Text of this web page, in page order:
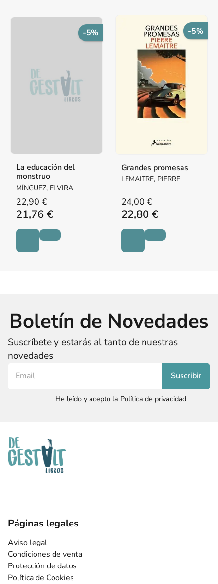
-5%
La educación del
monstruo
MÍNGUEZ, ELVIRA
22,90 €
21,76 €
-5%
Grandes promesas
LEMAITRE, PIERRE
24,00 €
22,80 €
Boletín de Novedades
Suscríbete y estarás al tanto de nuestras
novedades
He leído y acepto la Política de privacidad
Páginas legales
Aviso legal
Condiciones de venta
Protección de datos
Política de Cookies